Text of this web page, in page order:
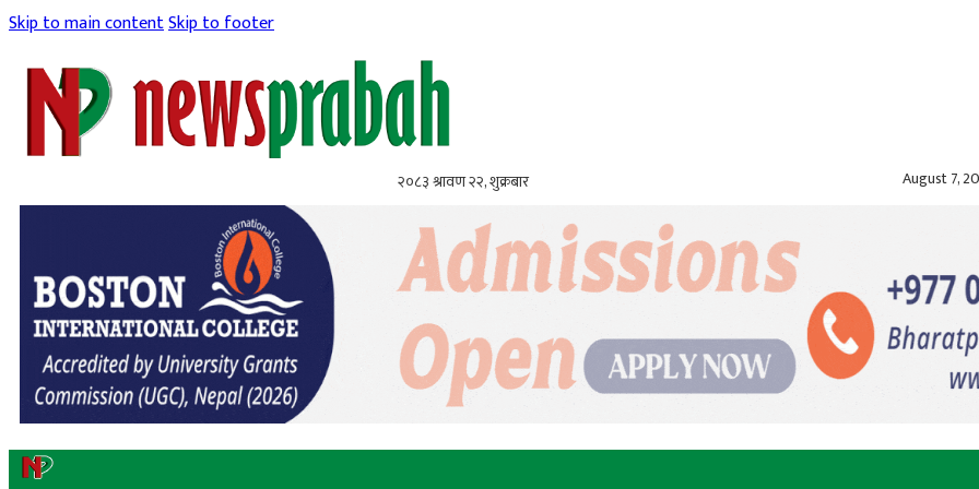
Skip to main contentSkip to footer
२०८३ श्रावण २२, शुक्रबार August 7,